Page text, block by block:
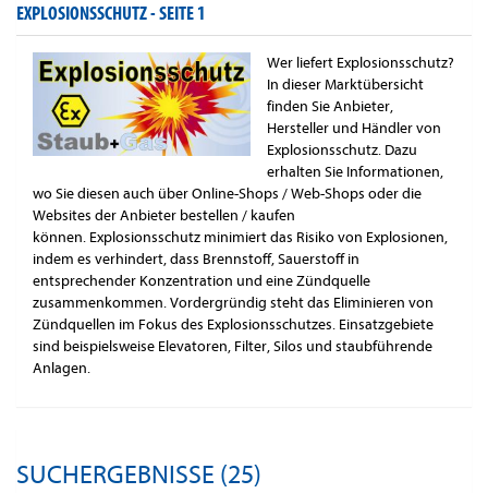
EXPLOSIONSSCHUTZ -SEITE 1
Wer liefert Explosionsschutz?
In dieser Marktübersicht
finden Sie Anbieter,
Hersteller und Händler von
Explosionsschutz. Dazu
erhalten Sie Informationen,
wo Sie diesen auch über Online-Shops / Web-Shops oder die
Websites der Anbieter bestellen / kaufen
können. Explosionsschutz minimiert das Risiko von Explosionen,
indem es verhindert, dass Brennstoff, Sauerstoff in
entsprechender Konzentration und eine Zündquelle
zusammenkommen. Vordergründig steht das Eliminieren von
Zündquellen im Fokus des Explosionsschutzes. Einsatzgebiete
sind beispielsweise Elevatoren, Filter, Silos und staubführende
Anlagen.
SUCHERGEBNISSE (25)